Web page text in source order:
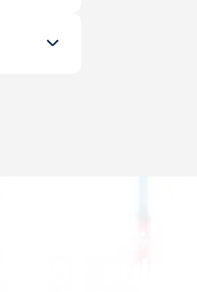
sulla